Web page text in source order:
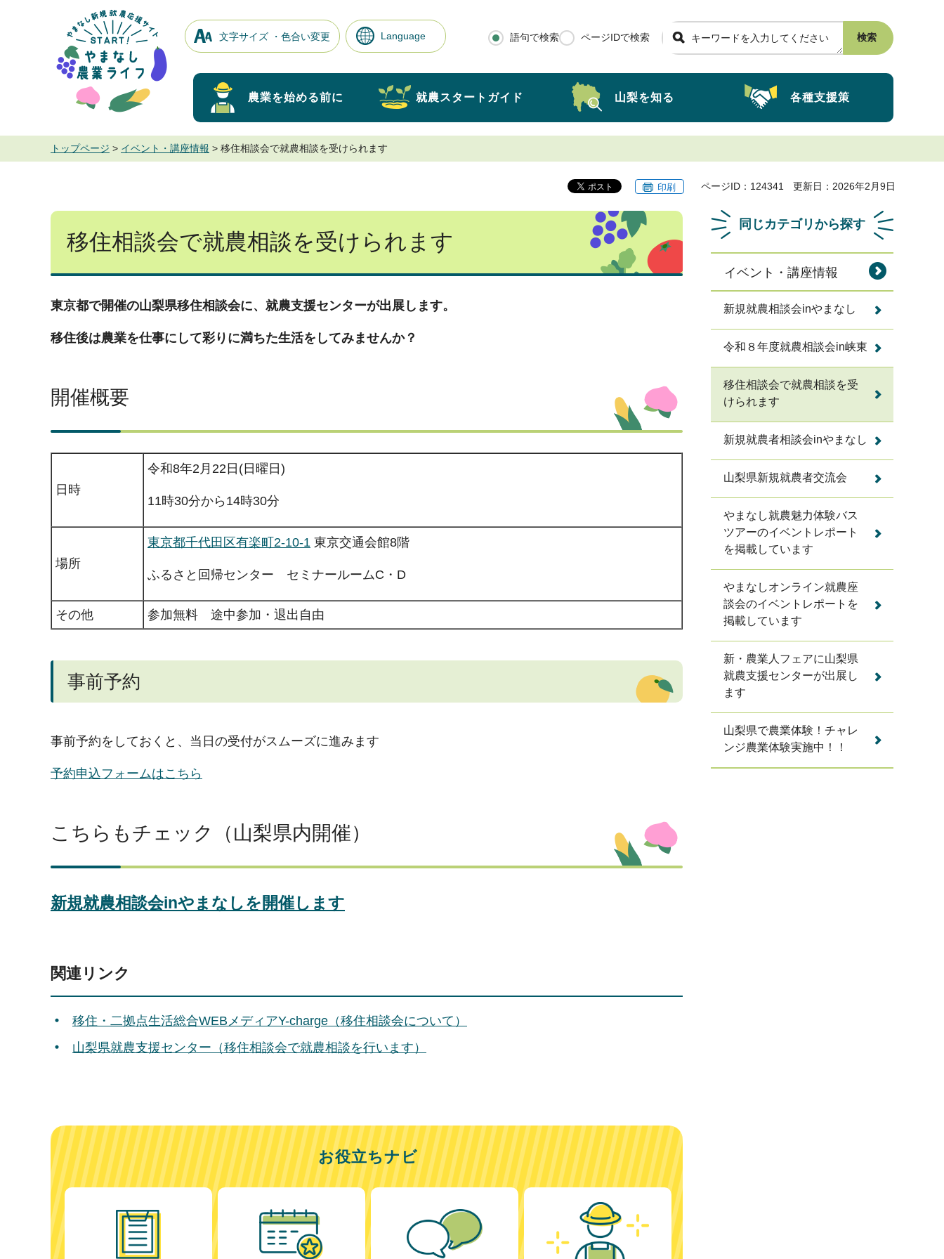
やまなし新規就
農応援サイト
START! やまな
し農業ライフ
文字サイズ ・ 色合い変更 Language 語句で検索 ページIDで検索 検索
農業を始める前に 就農スタートガイド 山梨を知る 各種支援策
トップページ > イベント・講座情報 > 移住相談会で就農相談を受けられます
印刷 ページID：124341 更新日：2026年2月9日
移住相談会で就農相談を受けられます
東京都で開催の山梨県移住相談会に、就農支援センターが出展します。
移住後は農業を仕事にして彩りに満ちた生活をしてみませんか？
開催概要
日時
令和8年2月22日(日曜日)
11時30分から14時30分
場所
東京都千代田区有楽町2-10-1 東京交通会館8階
ふるさと回帰センター セミナールームC・D
その他 参加無料 途中参加・退出自由
事前予約
事前予約をしておくと、当日の受付がスムーズに進みます
予約申込フォームはこちら
こちらもチェック（山梨県内開催）
新規就農相談会inやまなしを開催します
関連リンク
移住・二拠点生活総合WEBメディアY-charge（移住相談会について）
山梨県就農支援センター（移住相談会で就農相談を行います）
お役立ちナビ
同じカテゴリから探す
イベント・講座情報
新規就農相談会inやまなし
令和８年度就農相談会in峡東
移住相談会で就農相談を受
けられます
新規就農者相談会inやまなし
山梨県新規就農者交流会
やまなし就農魅力体験バス
ツアーのイベントレポート
を掲載しています
やまなしオンライン就農座
談会のイベントレポートを
掲載しています
新・農業人フェアに山梨県
就農支援センターが出展し
ます
山梨県で農業体験！チャレ
ンジ農業体験実施中！！